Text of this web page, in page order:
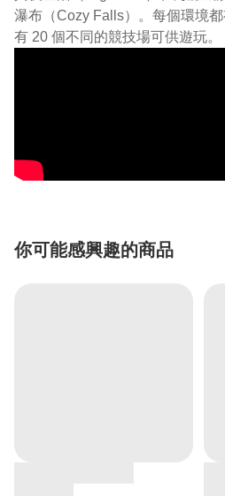
瀑布（Cozy Falls）。每個環境
有 20 個不同的競技場可供遊玩。
你可能感興趣的商品